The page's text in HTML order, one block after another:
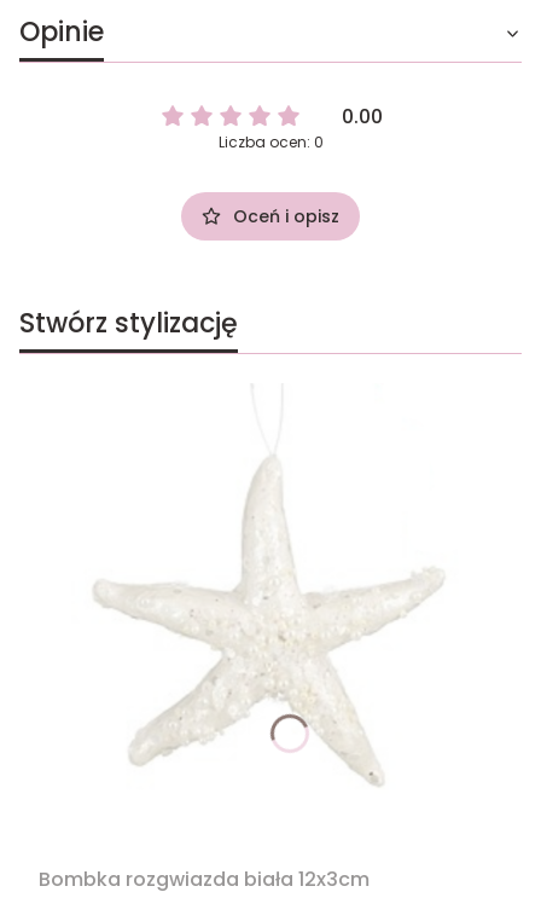
Opinie
0.00
Liczba ocen: 0
Oceń i opisz
Stwórz stylizację
Bombka rozgwiazda biała 12x3cm